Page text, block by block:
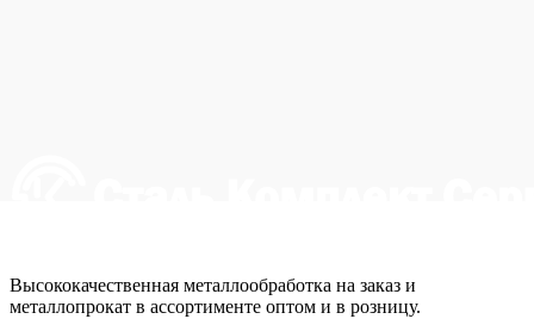
Высококачественная металлообработка на заказ и
металлопрокат в ассортименте оптом и в розницу.